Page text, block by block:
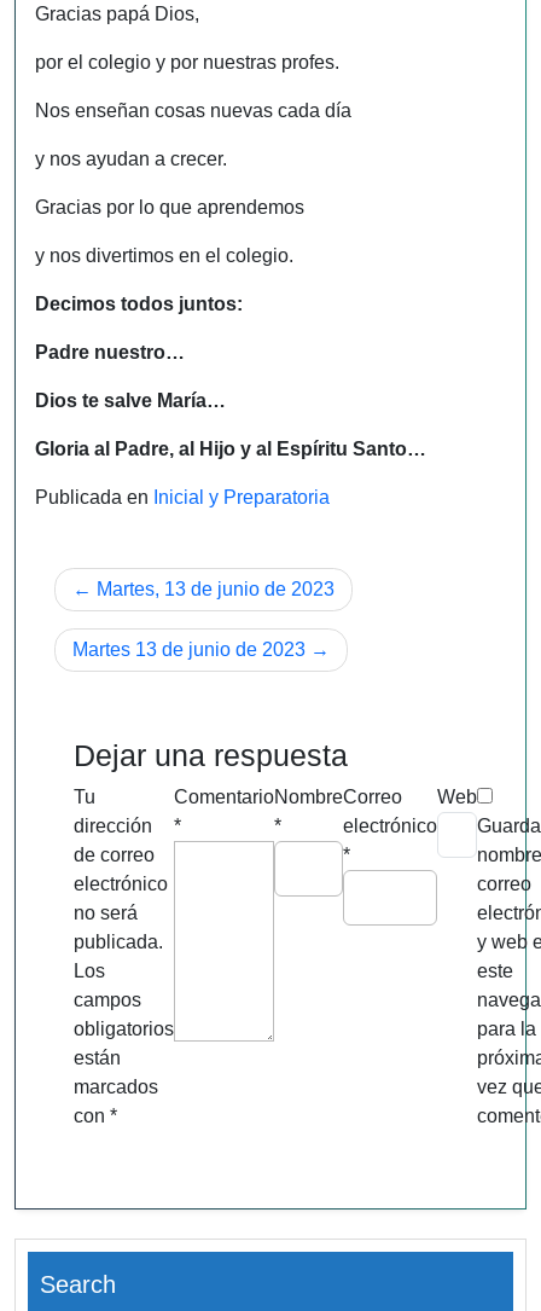
Gracias papá Dios,
por el colegio y por nuestras profes.
Nos enseñan cosas nuevas cada día
y nos ayudan a crecer.
Gracias por lo que aprendemos
y nos divertimos en el colegio.
Decimos todos juntos:
Padre nuestro…
Dios te salve María…
Gloria al Padre, al Hijo y al Espíritu Santo…
Publicada en Inicial y Preparatoria
Navegación
de
entradas
Martes, 13 de junio de 2023
Martes 13 de junio de 2023
Dejar una respuesta
Tu
dirección
de correo
electrónico
no será
publicada.
Los
campos
obligatorios
están
marcados
con *
Comentario
*
Nombre
*
Correo
electrónico
*
Web
correo
y web
este
para la
vez
Search